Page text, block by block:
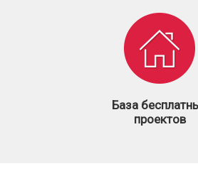
База
проектов